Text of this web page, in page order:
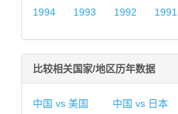
1994
1993 1992 1991
比较相关国家/地区历年数据
中国 vs 美国 中国 vs 日本